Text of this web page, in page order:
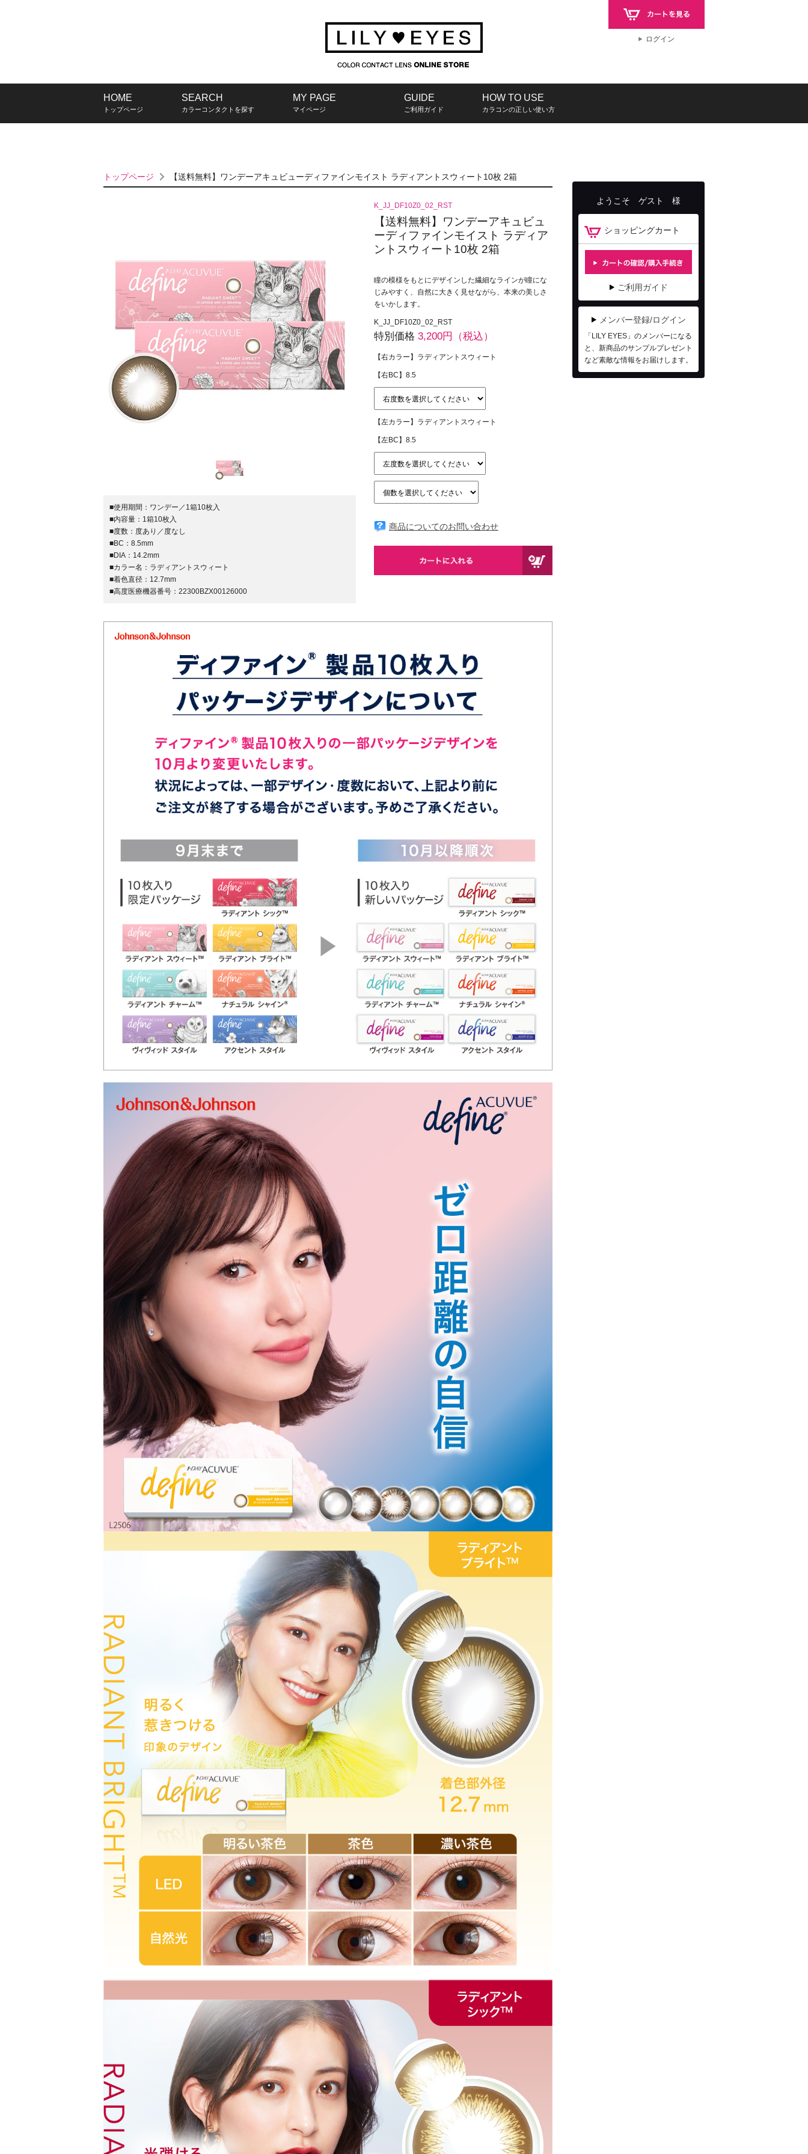
トップページ 【送料無料】ワンデーアキュビューディファインモイスト ラディアントスウィート10枚 2箱
■使用期間： ワンデー／1箱10枚入
■内容量： 1箱10枚入
■度数： 度あり／度なし
■BC： 8.5mm
■DIA： 14.2mm
■カラー名： ラディアントスウィート
■着色直径： 12.7mm
■高度医療機器番号： 22300BZX00126000
K_JJ_DF10Z0_02_RST
【送料無料】ワンデーアキュビュ
ーディファインモイスト ラディア
ントスウィート10枚 2箱
瞳の模様をもとにデザインした繊細なラインが瞳にな
じみやすく、自然に大きく見せながら、本来の美しさ
をいかします。
K_JJ_DF10Z0_02_RST
特別価格 3,200円（税込）
【右カラー】ラディアントスウィート
【右BC】8.5
【左カラー】ラディアントスウィート
【左BC】8.5
商品についてのお問い合わせ
ようこそ ゲスト 様
ショッピングカート
ご利用ガイド
メンバー登録/ログイン
「LILY EYES」のメンバーになる
と、新商品のサンプルプレゼント
など素敵な情報をお届けします。
ログイン
HOME
トップページ
SEARCH
カラーコンタクトを探す
MY PAGE
マイページ
GUIDE
ご利用ガイド
HOW TO USE
カラコンの正しい使い方